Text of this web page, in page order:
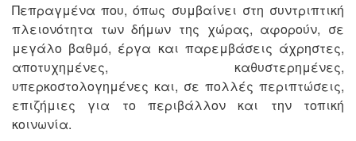
Πεπραγμένα που, όπως συμβαίνει στη συντριπτική
πλειονότητα των δήμων της χώρας, αφορούν, σε
μεγάλο βαθμό, έργα και παρεμβάσεις άχρηστες,
αποτυχημένες, καθυστερημένες,
υπερκοστολογημένες και, σε πολλές περιπτώσεις,
επιζήμιες για το περιβάλλον και την τοπική
κοινωνία.